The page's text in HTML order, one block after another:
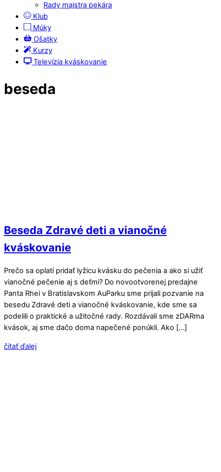
Rady majstra pekára
Klub
Múky
Ošatky
Kurzy
Televízia kváskovanie
beseda
Beseda Zdravé deti a vianočné
kváskovanie
Prečo sa oplatí pridať lyžicu kvásku do pečenia a ako si užiť
vianočné pečenie aj s deťmi? Do novootvorenej predajne
Panta Rhei v Bratislavskom AuParku sme prijali pozvanie na
besedu Zdravé deti a vianočné kváskovanie, kde sme sa
podelili o praktické a užitočné rady. Rozdávali sme zDARma
kvások, aj sme dačo doma napečené ponúkli. Ako […]
čítať ďalej